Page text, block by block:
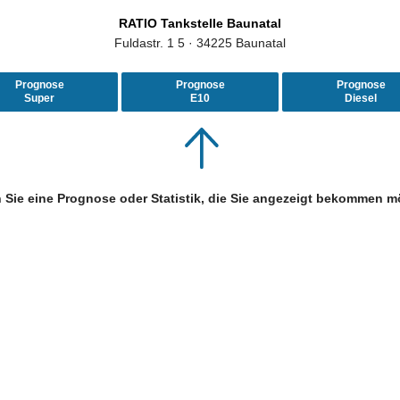
RATIO Tankstelle Baunatal
Fuldastr. 1 5 · 34225 Baunatal
Prognose
Super
Prognose
E10
Prognose
Diesel
Sie eine Prognose oder Statistik, die Sie angezeigt bekommen